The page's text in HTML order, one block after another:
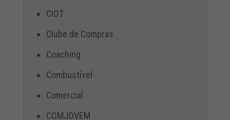
CIOT
Clube de Compras
Coaching
Combustível
Comercial
COMJOVEM